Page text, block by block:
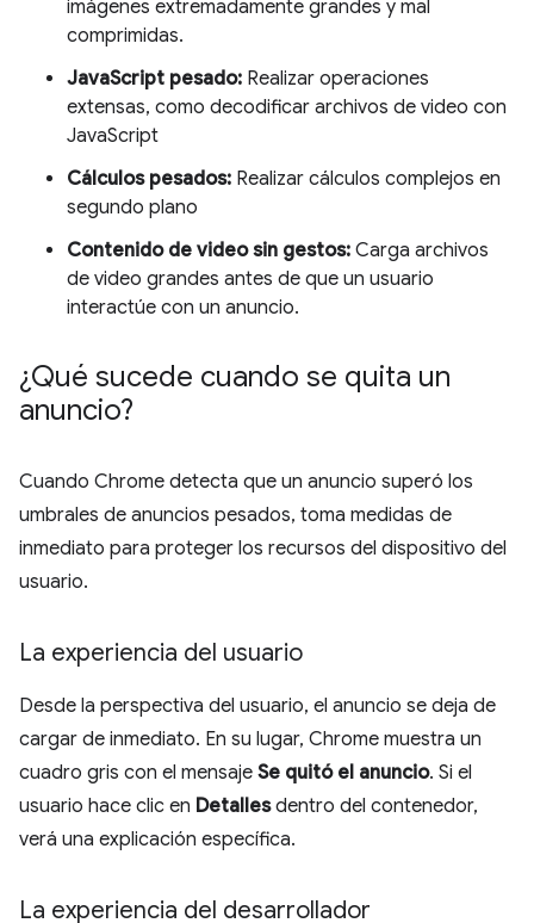
imágenes extremadamente grandes y mal
comprimidas.
JavaScript pesado: Realizar operaciones
extensas, como decodificar archivos de video con
JavaScript
Cálculos pesados: Realizar cálculos complejos en
segundo plano
Contenido de video sin gestos: Carga archivos
de video grandes antes de que un usuario
interactúe con un anuncio.
¿Qué sucede cuando se quita un
anuncio?
Cuando Chrome detecta que un anuncio superó los
umbrales de anuncios pesados, toma medidas de
inmediato para proteger los recursos del dispositivo del
usuario.
La experiencia del usuario
Desde la perspectiva del usuario, el anuncio se deja de
cargar de inmediato. En su lugar, Chrome muestra un
cuadro gris con el mensaje Se quitó el anuncio. Si el
usuario hace clic en Detallesdentro del contenedor,
verá una explicación específica.
La experiencia del desarrollador